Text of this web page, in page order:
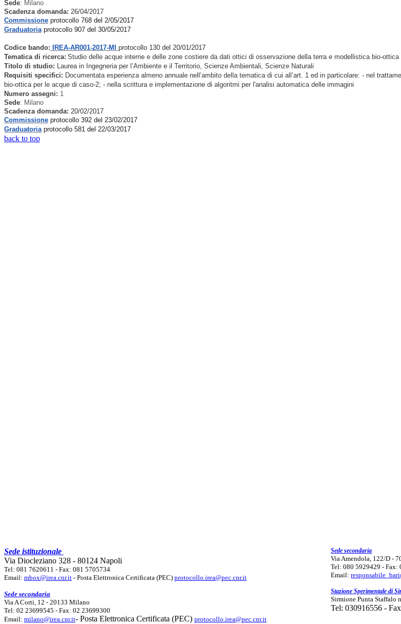
Sede: Milano
Scadenza domanda: 26/04/2017
Commissione protocollo 768 del 2/05/2017
Graduatoria protocollo 907 del 30/05/2017
Codice bando: IREA-AR001-2017-MI
protocollo 130 del 20/01/2017
Tematica di ricerca: Studio delle acque interne e delle zone costiere da dati ottici di osservazione della terra e modellistica bio-ottica
Titolo di studio:
Laurea in Ingegneria per l’Ambiente e il Territorio, Scienze Ambientali, Scienze Naturali
Requisiti specifici: Documentata esperienza almeno annuale nell’ambito della tematica di cui all’art. 1 ed in particolare: - nel
bio-ottica per le acque di caso-2; - nella scrittura e implementazione di algoritmi per l'analisi automatica delle immagini
Numero assegni: 1
Sede: Milano
Scadenza domanda: 20/02/2017
Commissione protocollo 392 del 23/02/2017
Graduatoria protocollo 581 del 22/03/2017
back to top
Sede istituzionale
Via Diocleziano 328 - 80124 Napoli
Tel: 081 7620611 - Fax: 081 5705734
Email: mbox@irea.cnr.it - Posta Elettronica Certificata (PEC) protocollo.irea@pec.cnr.it
Sede secondaria
Via A Corti, 12 - 20133 Milano
Tel: 02 23699545 - Fax: 02 23699300
Email: milano@irea.cnr.it- Posta Elettronica Certificata (PEC) protocollo.irea@pec.cnr.it
Sede secondaria
Via Amendola, 122/D -
Tel: 080 5929429 - Fax:
Email:
Stazione Sperimentale di
Sirmione Punta Staffalo
Tel: 030916556 -